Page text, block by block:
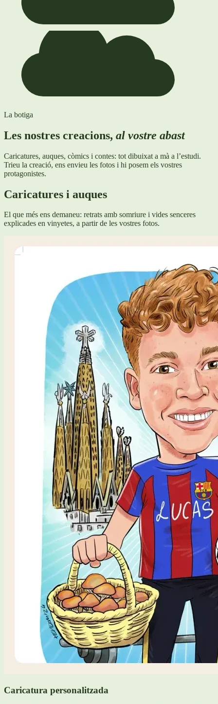
La botiga
Les nostres creacions, al vostre abast
Caricatures, auques, còmics i contes: tot dibuixat a mà a l’estudi.
Trieu la creació, ens envieu les fotos i hi posem els vostres
protagonistes.
Caricatures i auques
El que més ens demaneu: retrats amb somriure i vides senceres
explicades en vinyetes, a partir de les vostres fotos.
Caricatura personalitzada